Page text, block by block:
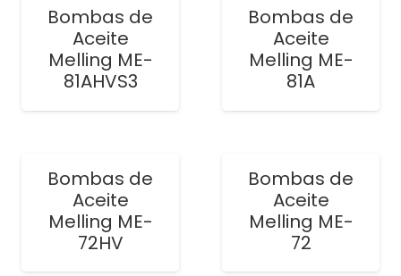
Bombas de
Aceite
Melling ME-
81AHVS3
Bombas de
Aceite
Melling ME-
81A
Bombas de
Aceite
Melling ME-
72HV
Bombas de
Aceite
Melling ME-
72